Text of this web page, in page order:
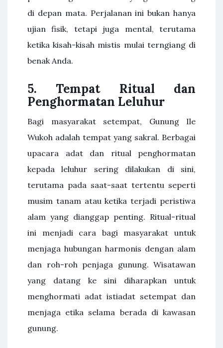
di depan mata. Perjalanan ini bukan hanya
ujian fisik, tetapi juga mental, terutama
ketika kisah-kisah mistis mulai terngiang di
benak Anda.
5. Tempat Ritual dan
Penghormatan Leluhur
Bagi masyarakat setempat, Gunung Ile
Wukoh adalah tempat yang sakral. Berbagai
upacara adat dan ritual penghormatan
kepada leluhur sering dilakukan di sini,
terutama pada saat-saat tertentu seperti
musim tanam atau ketika terjadi peristiwa
alam yang dianggap penting. Ritual-ritual
ini menjadi cara bagi masyarakat untuk
menjaga hubungan harmonis dengan alam
dan roh-roh penjaga gunung. Wisatawan
yang datang ke sini diharapkan untuk
menghormati adat istiadat setempat dan
menjaga etika selama berada di kawasan
gunung.